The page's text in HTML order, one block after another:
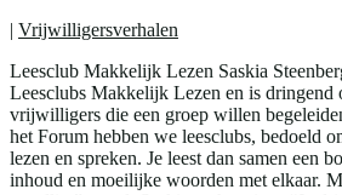
| Vrijwilligersverhalen
Leesclub Makkelijk Lezen Saskia
Leesclubs Makkelijk Lezen en is dringend
vrijwilligers die een groep willen
het Forum hebben we leesclubs, bedoeld
lezen en spreken. Je leest dan samen een
inhoud en moeilijke woorden met elkaar.